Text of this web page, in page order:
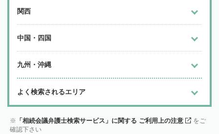
関西
中国・四国
九州・沖縄
よく検索されるエリア
「相続会議弁護士検索サービス」に関する ご利用上の注意
をご
確認下さい